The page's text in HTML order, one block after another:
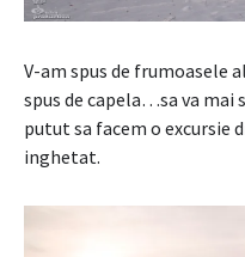
V-am spus de frumoasele
spus de capela…sa va mai
putut sa facem o excursie
inghetat.